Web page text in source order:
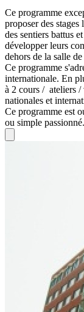
Ce programme
proposer des
des sentiers battus
développer leurs
dehors de la salle de
Ce programme
internationale. En
à 2 cours / ateliers /
nationales et
Ce programme est
ou simple